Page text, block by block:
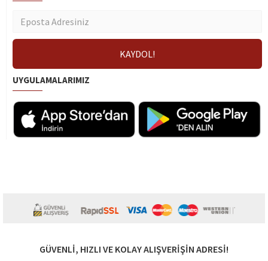
UYGULAMALARIMIZ
GÜVENLI, HIZLI VE KOLAY ALIŞVERIŞIN ADRESI!